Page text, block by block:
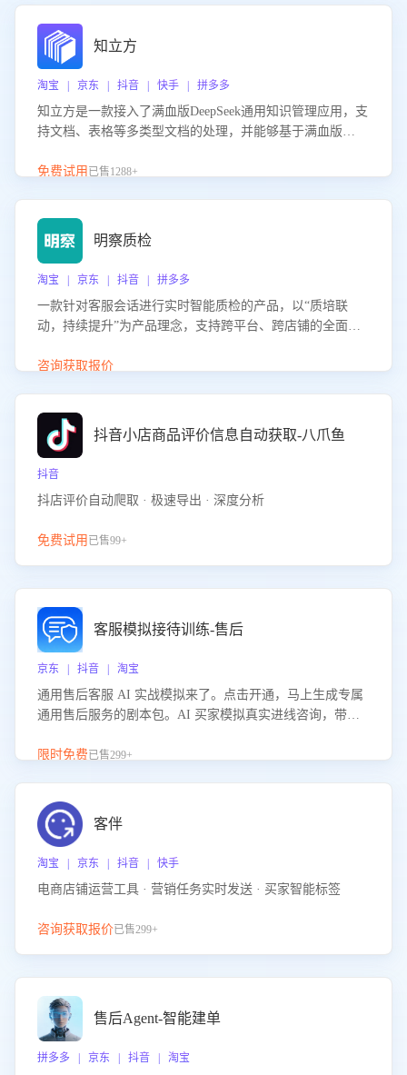
知立方
淘宝 | 京东 | 抖音 | 快手 | 拼多多
知立方是一款接入了满血版DeepSeek通用知识管理应用，支
持文档、表格等多类型文档的处理，并能够基于满血版
识支持，帮助用户高效管理和利用知识资源。通过该产品，
免费试用 已售1288+
明察质检
淘宝 | 京东 | 抖音 | 拼多多
一款针对客服会话进行实时智能质检的产品，以“质培联
动，持续提升”为产品理念，支持跨平台、跨店铺的全面、
升客服团队的销服能力。
咨询获取报价
抖音小店商品评价信息自动获取-八爪鱼
抖音
抖店评价自动爬取 · 极速导出 · 深度分析
免费试用 已售99+
客服模拟接待训练-售后
京东 | 抖音 | 淘宝
通用售后客服 AI 实战模拟来了。点击开通，马上生成专属
通用售后服务的剧本包。AI 买家模拟真实进线咨询，带您
的应对要点，轻松提升服务能力。
限时免费已售299+
客伴
淘宝 | 京东 | 抖音 | 快手
电商店铺运营工具 · 营销任务实时发送 · 买家智能标签
咨询获取报价已售299+
售后Agent-智能建单
拼多多 | 京东 | 抖音 | 淘宝